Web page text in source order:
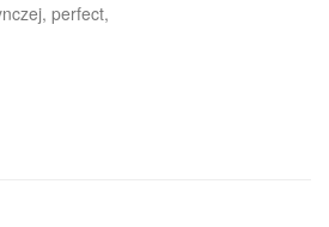
perfect,